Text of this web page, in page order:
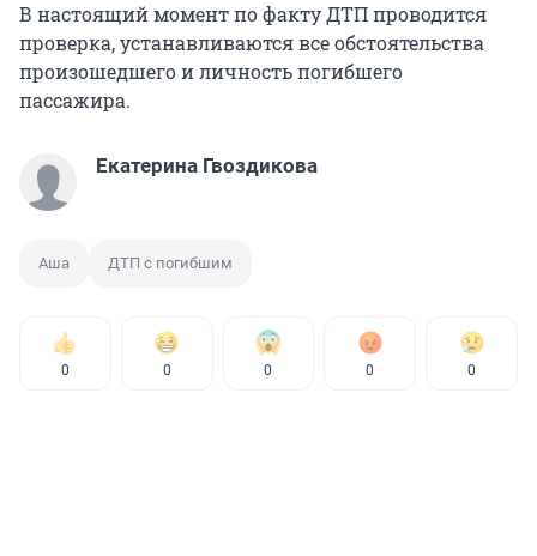
В настоящий момент по факту ДТП проводится
проверка, устанавливаются все обстоятельства
произошедшего и личность погибшего
пассажира.
Екатерина Гвоздикова
Аша ДТП с погибшим
0 0 0 0 0